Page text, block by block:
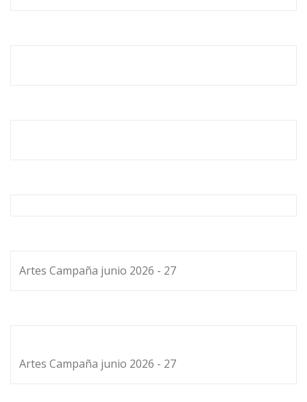
Artes Campaña junio 2026 - 27
Artes Campaña junio 2026 - 27